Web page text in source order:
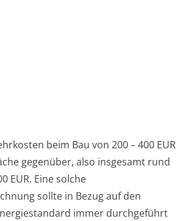
beim Bau von 200 – 400 EUR
gegenüber, also insgesamt rund
EUR. Eine solche
sollte in Bezug auf den
immer durchgeführt